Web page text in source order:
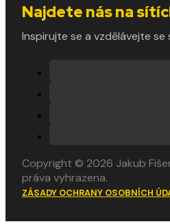
Najdete nás na
Inspirujte se a vzdělávejte se
Copyright © 2026 Jakub
práva vyhrazena.
ZÁSADY OCHRANY OSOBNÍCH